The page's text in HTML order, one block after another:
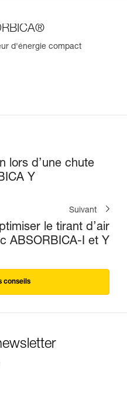
d'énergie compact
lors d’une chute
Y
Suivant
le tirant d’air
ABSORBICA-I et Y
conseils